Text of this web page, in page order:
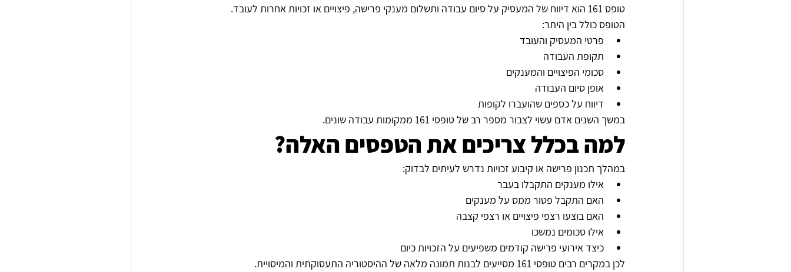
טופס 161 הוא דיווח של המעסיק על סיום עבודה ותשלום מענקי פרישה, פיצויים או זכויות אחרות לעובד.
הטופס כולל בין היתר:
פרטי המעסיק והעובד
תקופת העבודה
סכומי הפיצויים והמענקים
אופן סיום העבודה
דיווח על כספים שהועברו לקופות
במשך השנים אדם עשוי לצבור מספר רב של טופסי 161 ממקומות עבודה שונים.
למה בכלל צריכים את הטפסים האלה?
במהלך תכנון פרישה או קיבוע זכויות נדרש לעיתים לבדוק:
אילו מענקים התקבלו בעבר
האם התקבל פטור ממס על מענקים
האם בוצעו רצפי פיצויים או רצפי קצבה
אילו סכומים נמשכו
כיצד אירועי פרישה קודמים משפיעים על הזכויות כיום
לכן במקרים רבים טופסי 161 מסייעים לבנות תמונה מלאה של ההיסטוריה התעסוקתית והמיסויית.